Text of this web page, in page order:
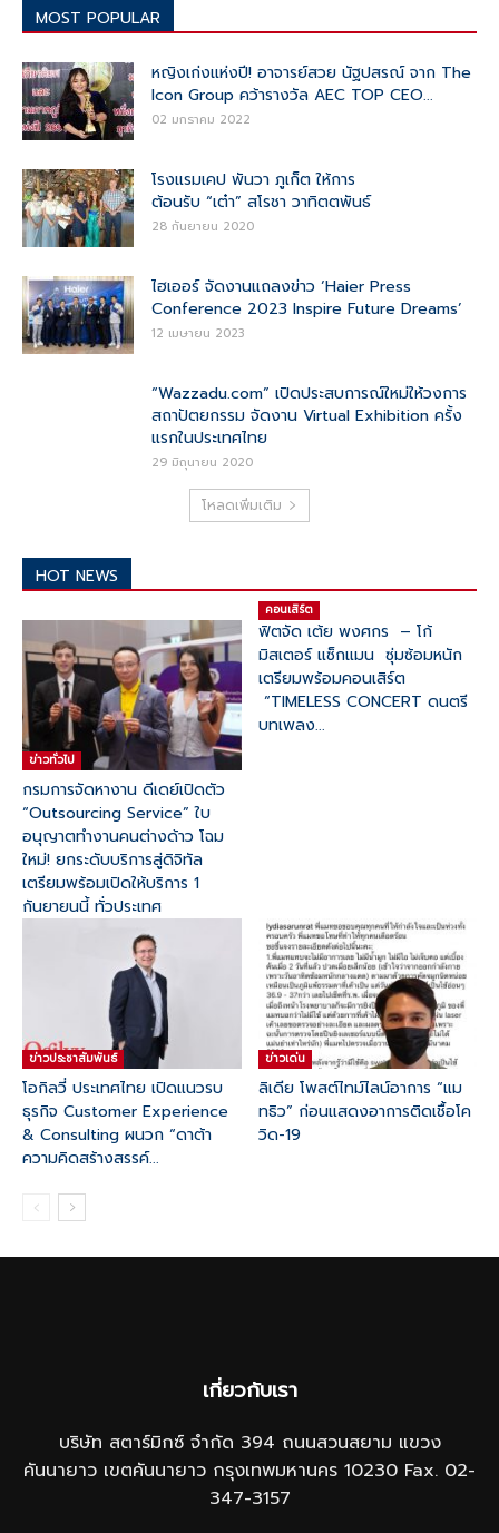
MOST POPULAR
หญิงเก่งแห่งปี! อาจารย์สวย นัฐปสรณ์ จาก The
Icon Group คว้ารางวัล AEC TOP CEO...
02 มกราคม 2022
โรงแรมเคป พันวา ภูเก็ต ให้การ
ต้อนรับ “เต๋า” สโรชา วาทิตตพันธ์
28 กันยายน 2020
ไฮเออร์ จัดงานแถลงข่าว ‘Haier Press
Conference 2023 Inspire Future Dreams’
12 เมษายน 2023
“Wazzadu.com” เปิดประสบการณ์ใหม่ให้วงการ
สถาปัตยกรรม จัดงาน Virtual Exhibition ครั้ง
แรกในประเทศไทย
29 มิถุนายน 2020
โหลดเพิ่มเติม
HOT NEWS
ข่าวทั่วไป
กรมการจัดหางาน ดีเดย์เปิดตัว
“Outsourcing Service” ใบ
อนุญาตทำงานคนต่างด้าว โฉม
ใหม่! ยกระดับบริการสู่ดิจิทัล
เตรียมพร้อมเปิดให้บริการ 1
กันยายนนี้ ทั่วประเทศ
คอนเสิร์ต
ฟิตจัด เต้ย พงศกร – โก้
มิสเตอร์ แซ็กแมน ซุ่มซ้อมหนัก
เตรียมพร้อมคอนเสิร์ต
“TIMELESS CONCERT ดนตรี
บทเพลง...
ข่าวประชาสัมพันธ์
โอกิลวี่ ประเทศไทย เปิดแนวรบ
ธุรกิจ Customer Experience
& Consulting ผนวก “ดาต้า
ความคิดสร้างสรรค์...
ข่าวเด่น
ลิเดีย โพสต์ไทม์ไลน์อาการ “แม
ทธิว” ก่อนแสดงอาการติดเชื้อโค
วิด-19
เกี่ยวกับเรา
บริษัท สตาร์มิกซ์ จำกัด 394 ถนนสวนสยาม แขวง
คันนายาว เขตคันนายาว กรุงเทพมหานคร 10230 Fax. 02-
347-3157